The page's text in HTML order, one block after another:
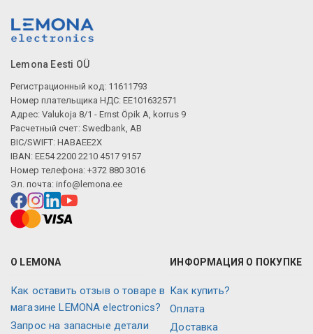
Lemona Eesti OÜ
Регистрационный код: 11611793
Номер плательщика НДС: EE101632571
Адрес: Valukoja 8/1 - Ernst Öpik A, korrus 9
Расчетный счет: Swedbank, AB
BIC/SWIFT: HABAEE2X
IBAN: EE54 2200 2210 4517 9157
Номер телефона: +372 880 3016
Эл. почта: info@lemona.ee
О LEMONA
Как оставить отзыв о товаре в
магазине LEMONA electronics?
Запрос на запасные детали
ИНФОРМАЦИЯ О ПОКУПКЕ
Как купить?
Оплата
Доставка